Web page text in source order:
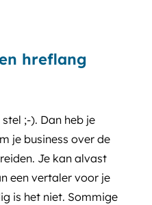
hreflang
;-). Dan heb je
je business over de
Je kan alvast
een vertaler voor je
is het niet. Sommige